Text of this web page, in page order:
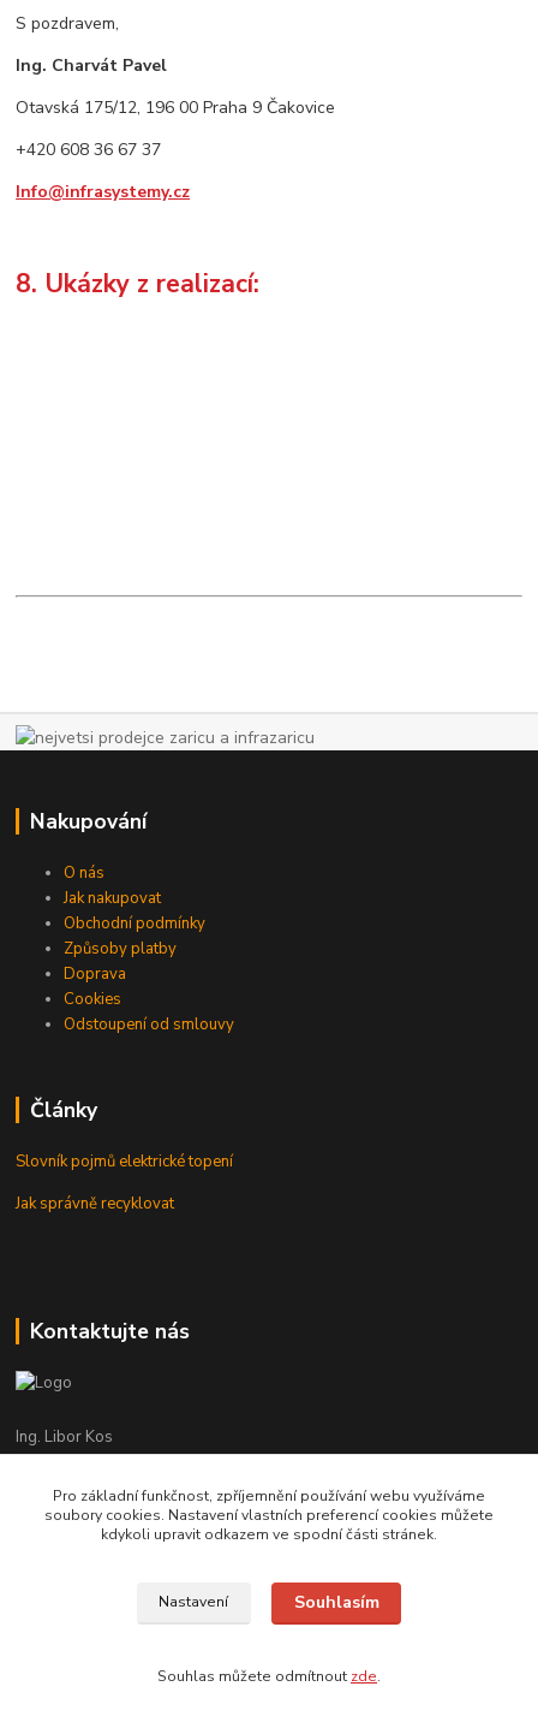
S pozdravem,
Ing. Charvát Pavel
Otavská 175/12, 196 00 Praha 9 Čakovice
+420 608 36 67 37
Info@infrasystemy.cz
8. Ukázky z realizací:
Nakupování
O nás
Jak nakupovat
Obchodní podmínky
Způsoby platby
Doprava
Cookies
Odstoupení od smlouvy
Články
Slovník pojmů elektrické topení
Jak správně recyklovat
Kontaktujte nás
Ing. Libor Kos
+420 601 555 225
(Po-Pá: 8-17:00 hod.)
info@infrasystemy.cz
infrasystémy s.r.o. 2012-2019
Pro základní funkčnost, zpříjemnění používání webu využíváme
soubory cookies. Nastavení vlastních preferencí cookies můžete
kdykoli upravit odkazem ve spodní části stránek.
Nastavení Souhlasím
Souhlas můžete odmítnout zde.